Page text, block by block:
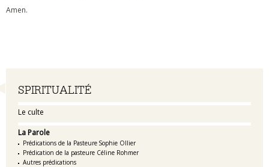
Navigation
SPIRITUALITÉ
Le culte
La Parole
Prédications de la Pasteure Sophie Ollier
Prédication de la pasteure Céline Rohmer
Autres prédications
Amen.